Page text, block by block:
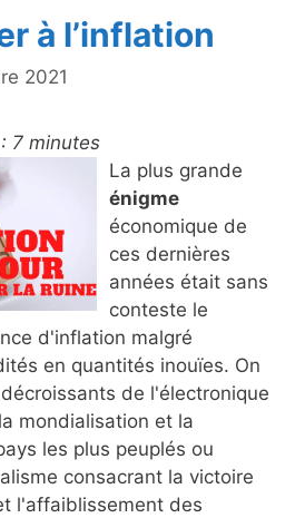
à l’inflation
2021
7 minutes
La plus grande
énigme
économique de
ces dernières
années était sans
conteste le
d'inflation malgré
en quantités inouïes. On
de l'électronique
mondialisation et la
les plus peuplés ou
consacrant la victoire
l'affaiblissement des